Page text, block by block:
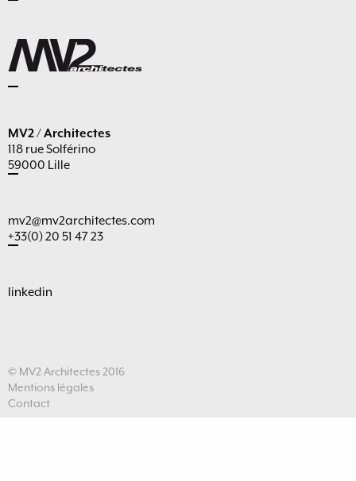
MV2 / Architectes
118 rue Solférino
59000 Lille
mv2@mv2architectes.com
+33(0) 20 51 47 23
linkedin
© MV2 Architectes 2016
Mentions légales
Contact